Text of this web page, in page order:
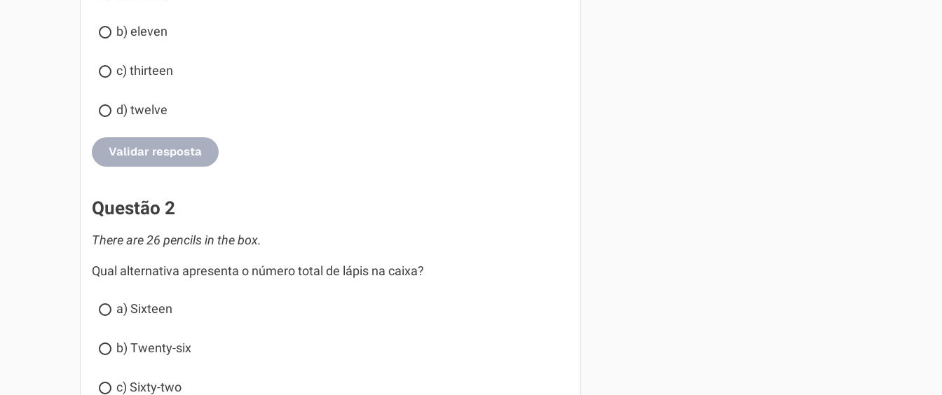
b) eleven
c) thirteen
d) twelve
Validar resposta
Questão 2
There are 26 pencils in the box.
Qual alternativa apresenta o número total de lápis na caixa?
a) Sixteen
b) Twenty-six
c) Sixty-two